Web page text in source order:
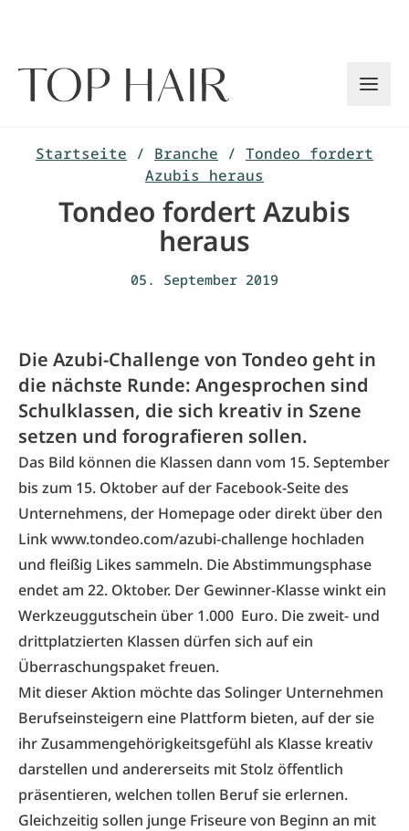
Startseite / Branche / Tondeo fordert
Azubis heraus
Tondeo fordert Azubis
heraus
05. September 2019
Die Azubi-Challenge von Tondeo geht in
die nächste Runde: Angesprochen sind
Schulklassen, die sich kreativ in Szene
setzen und forografieren sollen.
Das Bild können die Klassen dann vom 15. September
bis zum 15. Oktober auf der Facebook-Seite des
Unternehmens, der Homepage oder direkt über den
Linkwww.tondeo.com/azubi-challenge hochladen
und fleißig Likes sammeln. Die Abstimmungsphase
endet am 22. Oktober. Der Gewinner-Klasse winkt ein
Werkzeuggutschein über 1.000 Euro. Die zweit- und
drittplatzierten Klassen dürfen sich auf ein
Überraschungspaket freuen.
Mit dieser Aktion möchte das Solinger Unternehmen
Berufseinsteigern eine Plattform bieten, auf der sie
ihr Zusammengehörigkeitsgefühl als Klasse kreativ
darstellen und andererseits mit Stolz öffentlich
präsentieren, welchen tollen Beruf sie erlernen.
Gleichzeitig sollen junge Friseure von Beginn an mit